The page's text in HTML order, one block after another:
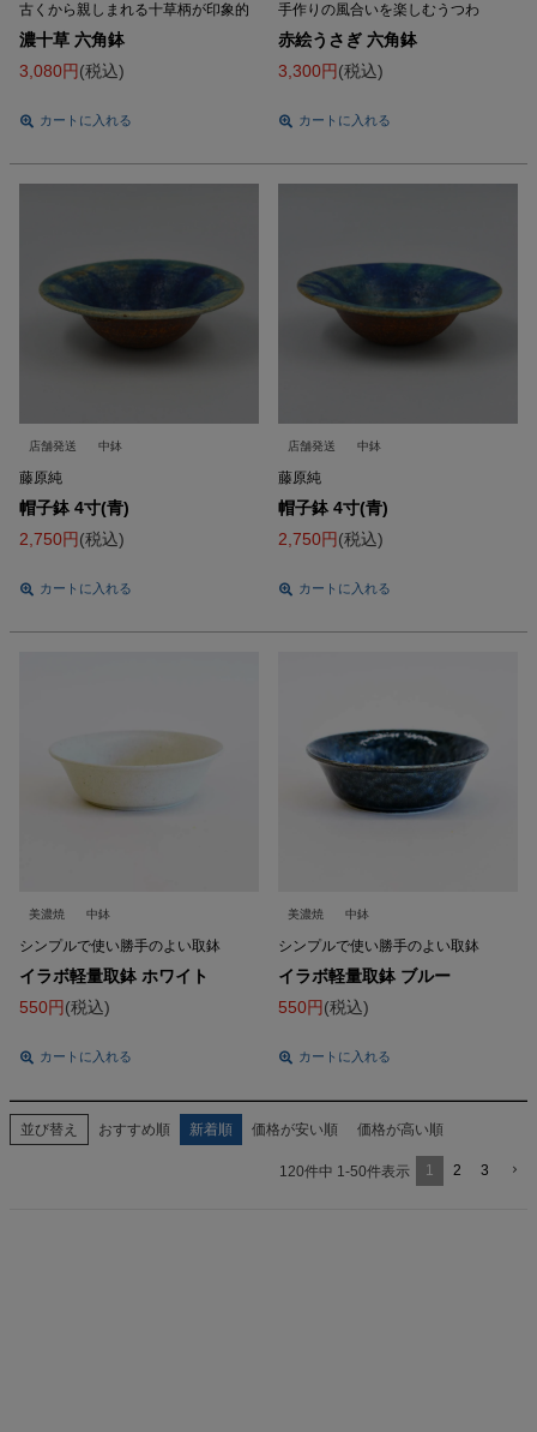
古くから親しまれる十草柄が印象的
濃十草 六角鉢
3,080
税込
カートに入れる
手作りの風合いを楽しむうつわ
赤絵うさぎ 六角鉢
3,300
税込
カートに入れる
店舗発送 中鉢
藤原純
帽子鉢 4寸(青)
2,750
税込
カートに入れる
店舗発送 中鉢
藤原純
帽子鉢 4寸(青)
2,750
税込
カートに入れる
美濃焼 中鉢
シンプルで使い勝手のよい取鉢
イラボ軽量取鉢 ホワイト
550
税込
カートに入れる
美濃焼 中鉢
シンプルで使い勝手のよい取鉢
イラボ軽量取鉢 ブルー
550
税込
カートに入れる
並び替え おすすめ順 新着順 価格が安い順 価格が高い順
120件中 1 -50件表示 1 2 3